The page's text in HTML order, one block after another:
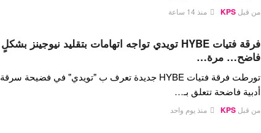
من قبلKPS منذ 14 ساعة
فرقة فتيات HYBE تويدي تواجه اتهامات بتقليد نيوجينز بشكلٍ
فاضح… مرة…
تورطت فرقة فتيات HYBE جديدة تعرف ب "تويدي" في فضيحة سرقة
أدبية فاضحة تتعلق بـ…
من قبلKPS منذ يوم واحد